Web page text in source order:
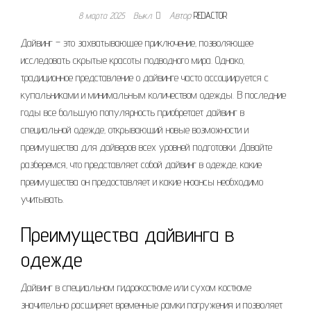
8 марта 2025 Выкл. АвторREDACTOR
Дайвинг – это захватывающее приключение‚ позволяющее
исследовать скрытые красоты подводного мира. Однако‚
традиционное представление о дайвинге часто ассоциируется с
купальниками и минимальным количеством одежды. В последние
годы все большую популярность приобретает дайвинг в
специальной одежде‚ открывающий новые возможности и
преимущества для дайверов всех уровней подготовки. Давайте
разберемся‚ что представляет собой дайвинг в одежде‚ какие
преимущества он предоставляет и какие нюансы необходимо
учитывать.
Преимущества дайвинга в
одежде
Дайвинг в специальном гидрокостюме или сухом костюме
значительно расширяет временные рамки погружения и позволяет